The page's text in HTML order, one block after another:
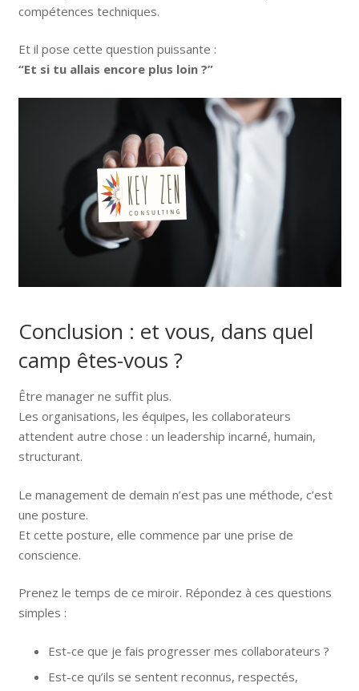
compétences techniques.
Et il pose cette question puissante :
“Et si tu allais encore plus loin ?”
Conclusion : et vous, dans quel
camp êtes-vous ?
Être manager ne suffit plus.
Les organisations, les équipes, les collaborateurs
attendent autre chose : un leadership incarné, humain,
structurant.
Le management de demain n’est pas une méthode, c’est
une posture.
Et cette posture, elle commence par une prise de
conscience.
Prenez le temps de ce miroir. Répondez à ces questions
simples :
Est-ce que je fais progresser mes collaborateurs ?
Est-ce qu’ils se sentent reconnus, respectés,